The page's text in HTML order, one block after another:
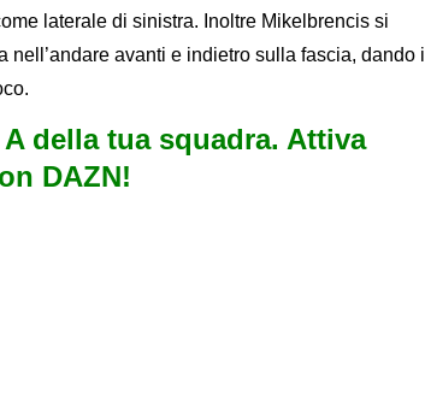
laterale di sinistra. Inoltre Mikelbrencis si
avanti e indietro sulla fascia, dando il
della tua squadra. Attiva
DAZN!